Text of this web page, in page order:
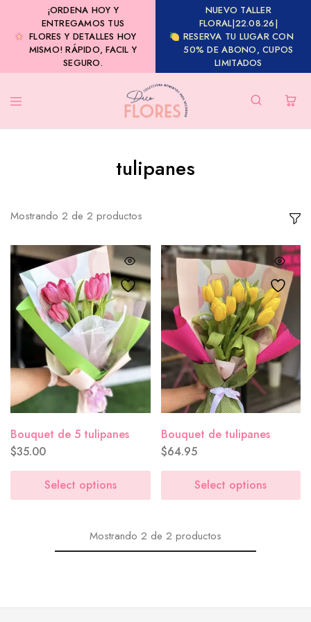
¡ORDENA HOY Y
ENTREGAMOS TUS
FLORES Y DETALLES HOY
MISMO! RÁPIDO, FACIL Y
SEGURO.
NUEVO TALLER
FLORAL|22.08.26|
RESERVA TU LUGAR CON
50% DE ABONO, CUPOS
LIMITADOS
tulipanes
Mostrando 2 de 2 productos
Bouquet de 5 tulipanes
$35.00
Select options
Bouquet de tulipanes
$64.95
Select options
Mostrando 2 de 2 productos